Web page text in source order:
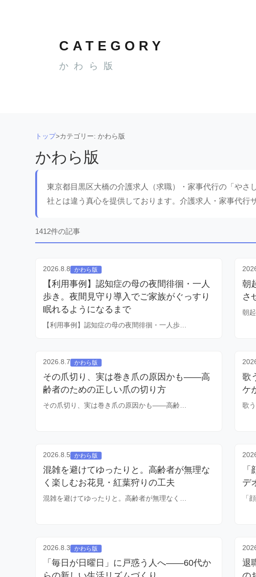
CATEGORY
かわら版
トップ>カテゴリー: かわら版
かわら版
東京都目黒区大橋の介護求人（求職）・家事代行の「や
社とは違う真心を提供しております。介護求人・家事代行
1412件の記事
2026.8.8 かわら版
【利用事例】認知症の母の夜間徘徊・一人
歩き。夜間見守り導入でご家族がぐっすり
眠れるようになるまで
【利用事例】認知症の母の夜間徘徊・一人歩…
朝
さ
朝
2026.8.7 かわら版
その爪切り、実は巻き爪の原因かも——高
齢者のための正しい爪の切り方
その爪切り、実は巻き爪の原因かも——高齢…
歌
ケ
歌
2026.8.5 かわら版
混雑を避けてゆったりと。高齢者が無理な
く楽しむお花見・紅葉狩りの工夫
混雑を避けてゆったりと。高齢者が無理なく…
デ
「
2026.8.3 かわら版
「毎日が日曜日」に戸惑う人へ——60代か
退